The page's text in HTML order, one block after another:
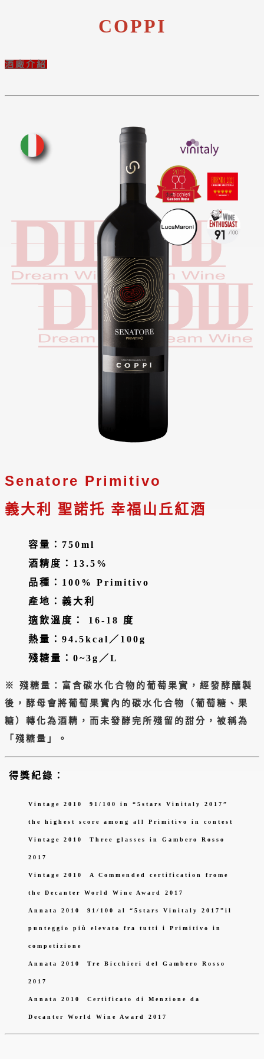
COPPI
酒廠介紹
Senatore Primitivo
義大利 聖諾托 幸福山丘紅酒
容量：750ml
酒精度：13.5%
品種：100% Primitivo
產地：義大利
適飲溫度： 16-18 度
熱量：94.5kcal／100g
殘糖量：0~3g／L
※ 殘糖量：富含碳水化合物的葡萄果實，經發酵釀製
後，酵母會將葡萄果實內的碳水化合物（葡萄糖、果
糖）轉化為酒精，而未發酵完所殘留的甜分，被稱為
「殘糖量」。
得獎紀錄：
Vintage 2010 91/100 in “5stars Vinitaly 2017”
the highest score among all Primitivo in contest
Vintage 2010 Three glasses in Gambero Rosso
2017
Vintage 2010 A Commended certification frome
the Decanter World Wine Award 2017
Annata 2010 91/100 al “5stars Vinitaly 2017”il
punteggio più elevato fra tutti i Primitivo in
competizione
Annata 2010 Tre Bicchieri del Gambero Rosso
2017
Annata 2010 Certificato di Menzione da
Decanter World Wine Award 2017